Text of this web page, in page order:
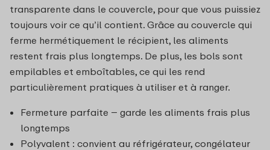
transparente dans le couvercle, pour que vous puissiez
toujours voir ce qu’il contient. Grâce au couvercle qui
ferme hermétiquement le récipient, les aliments
restent frais plus longtemps. De plus, les bols sont
empilables et emboîtables, ce qui les rend
particulièrement pratiques à utiliser et à ranger.
Fermeture parfaite – garde les aliments frais plus
longtemps
Polyvalent : convient au réfrigérateur, congélateur